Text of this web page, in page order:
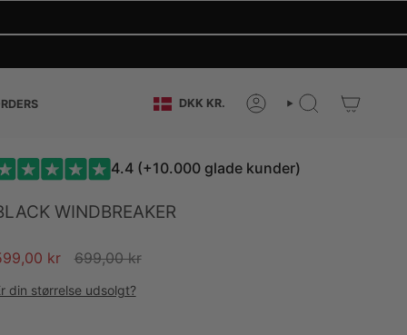
CURRENCY
DKK KR. ACCOUNTSEARCH
4.4 (+10.000 glade kunder)
WINDBREAKER
kr
Regular
699,00 kr
din størrelse udsolgt?